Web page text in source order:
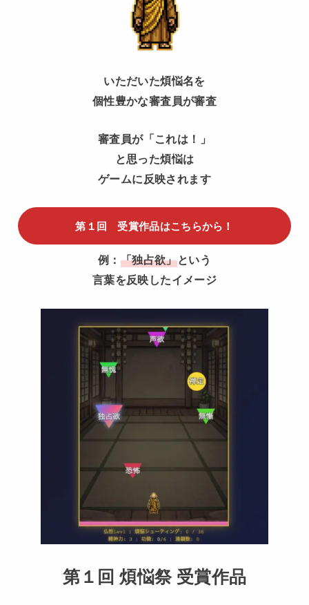
いただいた煩悩名を
個性豊かな審査員が審査
審査員が「これは！」
と思った煩悩は
ゲームに反映されます
第１回 受賞作品はこちらから！
例： 「独占欲」という
言葉を反映したイメージ
第１回 煩悩祭 受賞作品